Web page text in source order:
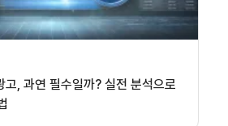
고, 과연 필수일까? 실전 분석으로